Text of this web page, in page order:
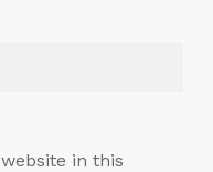
in this